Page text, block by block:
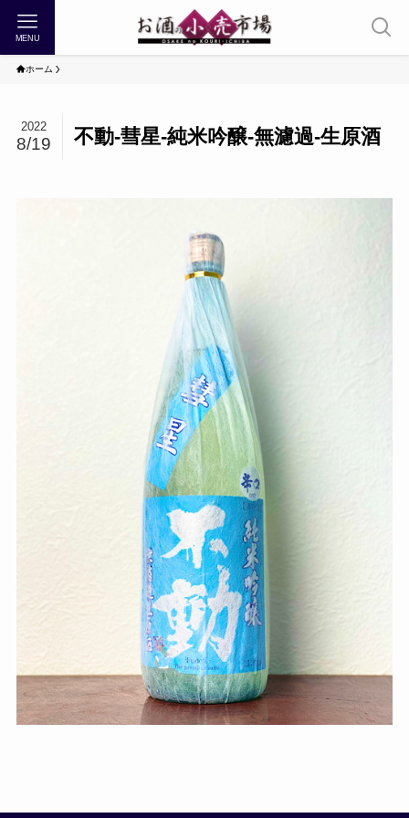
MENU
ホーム
不動-彗星-純米吟醸-無濾過-生原酒
2022
8/19